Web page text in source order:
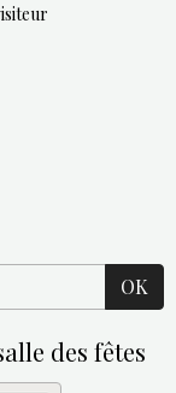
OK
des fêtes